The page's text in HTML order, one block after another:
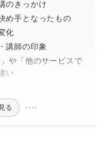
のきっかけ
め手となったもの
化
講師の印象
」や「他のサービスで
い
る